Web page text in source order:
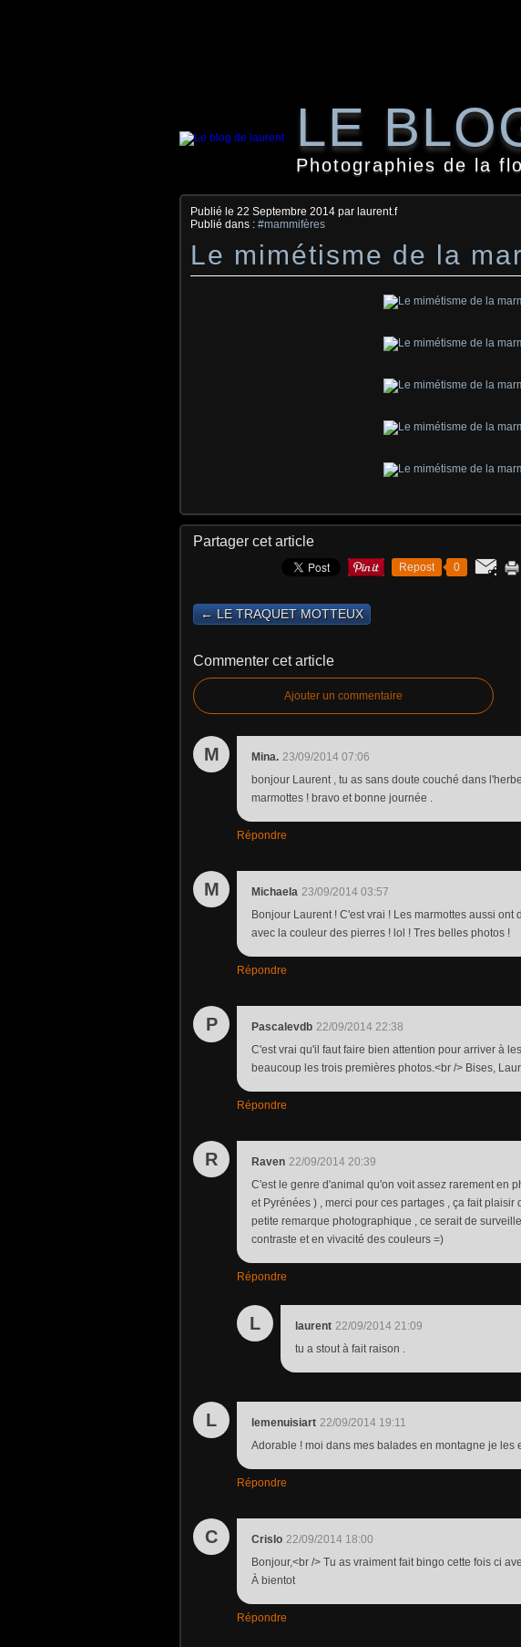
LE
Photographies de la
Publié le 22 Septembre 2014 par laurent.f
Publié dans : #mammifères
Le mimétisme de la
Partager cet article
Repost 0
← LE TRAQUET MOTTEUX
Commenter cet article
Ajouter un commentaire
M Mina. 23/09/2014 07:06
bonjour Laurent , tu as sans doute couché dans
marmottes ! bravo et bonne journée .
Répondre
M Michaela 23/09/2014 03:57
Bonjour Laurent ! C'est vrai ! Les marmottes aussi
avec la couleur des pierres ! lol ! Tres belles photos !
Répondre
P Pascalevdb 22/09/2014 22:38
C'est vrai qu'il faut faire bien attention pour arriver à
beaucoup les trois premières photos.<br /> Bises,
Répondre
R Raven 22/09/2014 20:39
C'est le genre d'animal qu'on voit assez rarement en
et Pyrénées ) , merci pour ces partages , ça fait plaisir
petite remarque photographique , ce serait de
contraste et en vivacité des couleurs =)
Répondre
L laurent 22/09/2014 21:09
tu a stout à fait raison .
L lemenuisiart 22/09/2014 19:11
Adorable ! moi dans mes balades en montagne je les
Répondre
C Crislo 22/09/2014 18:00
Bonjour,<br /> Tu as vraiment fait bingo cette fois ci
À bientot
Répondre